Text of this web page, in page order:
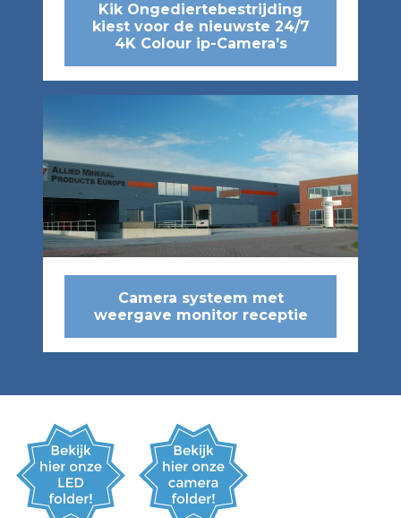
Kik Ongediertebestrijding
kiest voor de nieuwste 24/7
4K Colour ip-Camera’s
Camera systeem met
weergave monitor receptie